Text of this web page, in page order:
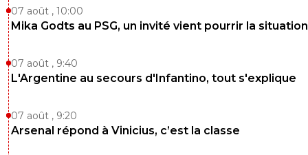
07 août , 10:00
Mika Godts au PSG, un invité vient pourrir la situation
07 août , 9:40
L'Argentine au secours d'Infantino, tout s'explique
07 août , 9:20
Arsenal répond à Vinicius, c’est la classe